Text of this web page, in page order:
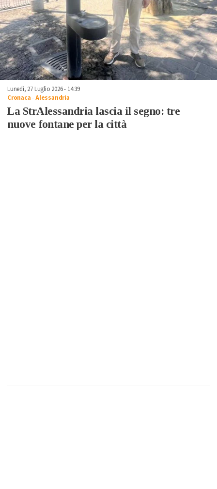
Lunedì, 27 Luglio 2026 - 14:39
Cronaca-Alessandria
La StrAlessandria lascia il segno: tre
nuove fontane per la città